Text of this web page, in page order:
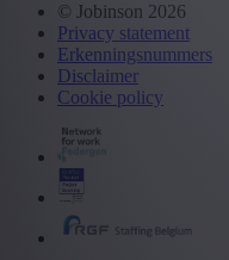
© Jobinson 2026
Privacy statement
Erkenningsnummers
Disclaimer
Cookie policy